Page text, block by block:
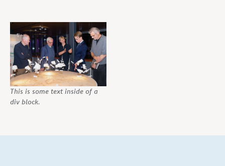
This is some text inside of a
div block.